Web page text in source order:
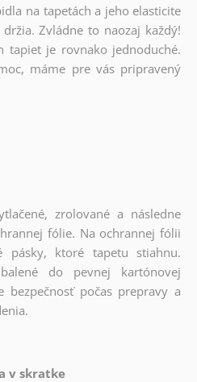
na tapetách a jeho elasticite
Zvládne to naozaj každý!
tapiet je rovnako jednoduché.
máme pre vás pripravený
zrolované a následne
fólie. Na ochrannej fólii
pásky, ktoré tapetu stiahnu.
do pevnej kartónovej
bezpečnosť počas prepravy a
v skratke